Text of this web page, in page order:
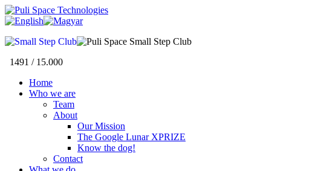
1491 / 15.000
Home
Who we are
Team
About
Our Mission
The Google Lunar XPRIZE
Know the dog!
Contact